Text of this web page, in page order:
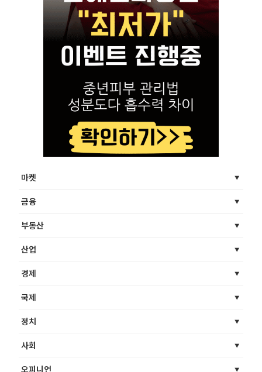
마켓
금융
부동산
산업
경제
국제
정치
사회
오피니언